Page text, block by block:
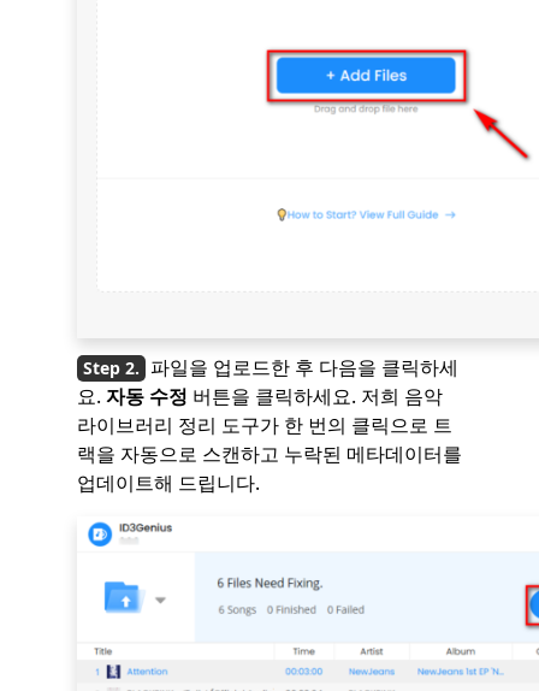
파일을 업로드한 후 다음을 클릭하세
요. 자동 수정 버튼을 클릭하세요. 저희 음악
라이브러리 정리 도구가 한 번의 클릭으로 트
랙을 자동으로 스캔하고 누락된 메타데이터를
업데이트해 드립니다.